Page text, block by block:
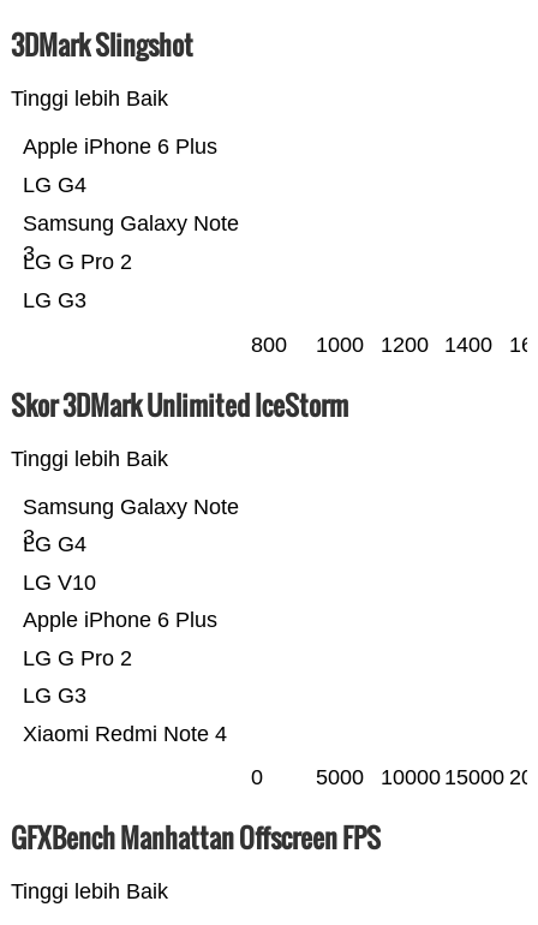
3DMark Slingshot
Tinggi lebih Baik
LG G3
LG G Pro 2
Samsung Galaxy Note
3
LG G4
Apple iPhone 6 Plus
800 1000 1200 1400
Skor 3DMark Unlimited IceStorm
Tinggi lebih Baik
Xiaomi Redmi Note 4
LG G3
LG G Pro 2
Apple iPhone 6 Plus
LG V10
LG G4
Samsung Galaxy Note
3
0 5000 10000 15000
GFXBench Manhattan Offscreen FPS
Tinggi lebih Baik